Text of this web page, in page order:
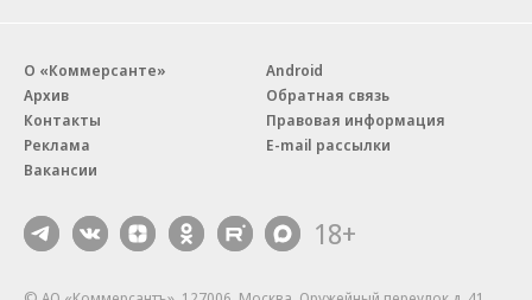
О «Коммерсанте»
Архив
Контакты
Реклама
Вакансии
Android
Обратная связь
Правовая информация
E-mail рассылки
18+